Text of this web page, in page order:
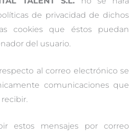
de privacidad de dichos
cookies que éstos puedan
del usuario.
al correo electrónico se
comunicaciones que
estos mensajes por correo